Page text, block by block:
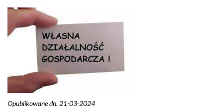
Opublikowane dn. 21-03-2024